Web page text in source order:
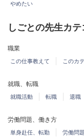
やめたい
しごとの先生カ
職業
この仕事教えて このカ
就職、転職
就職活動 転職 退職
労働問題、働き方
単身赴任、転勤 労働問題